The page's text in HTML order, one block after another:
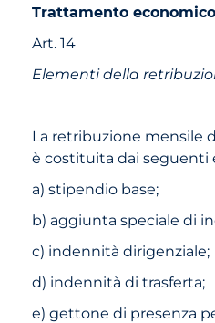
Trattamento economico
Art. 14
Elementi della
La retribuzione mensile
è costituita dai seguenti
a) stipendio base;
b) aggiunta speciale di
c) indennità dirigenziale;
d) indennità di trasferta;
e) gettone di presenza